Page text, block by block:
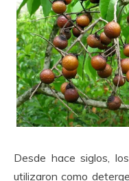
Desde hace siglos,
utilizaron como